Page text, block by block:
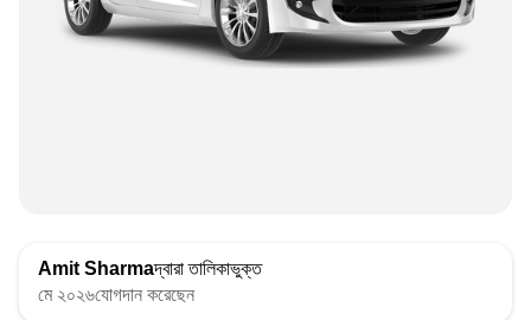
Amit Sharmaদ্বারা তালিকাভুক্ত
মে ২০২৬যোগদান করেছেন